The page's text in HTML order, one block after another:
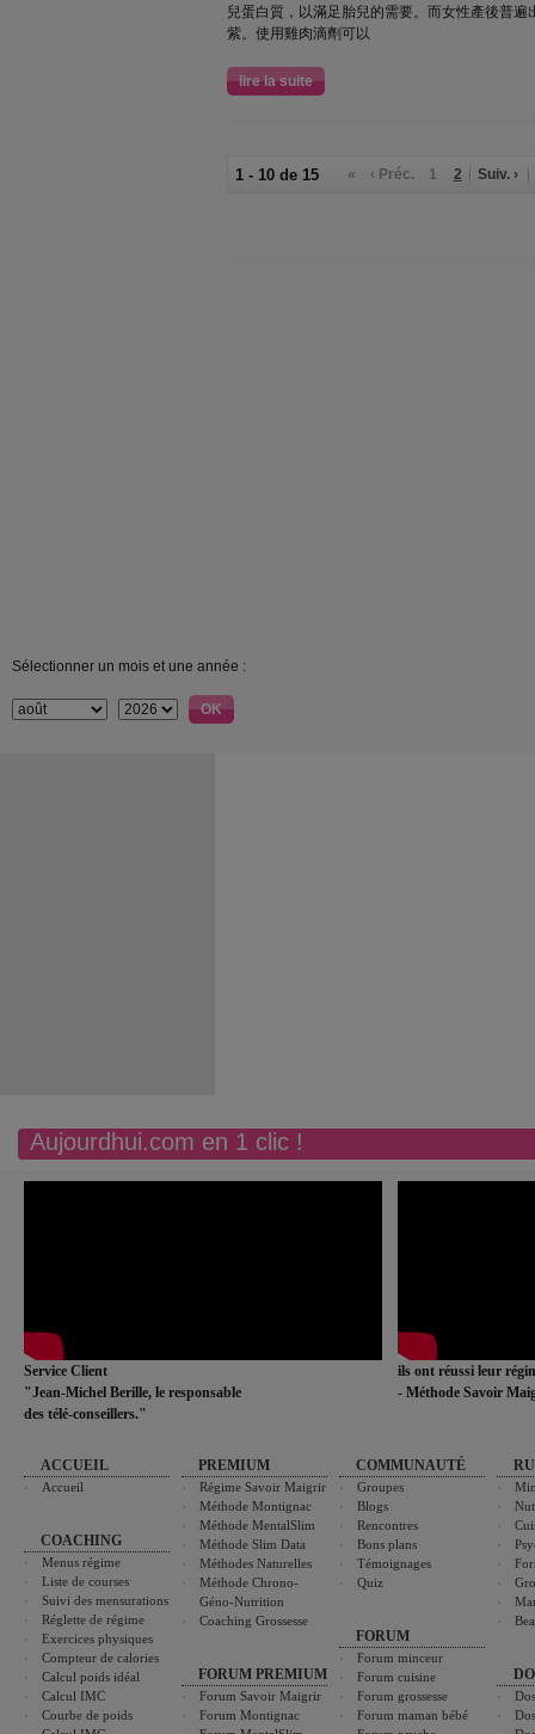
兒蛋白質，以滿足胎兒的需要。而女性產後普
紫。使用雞肉滴劑可以
lire la suite
1 - 10 de 15 « ‹ Préc. 1 2 Suiv. ›
Sélectionner un mois et une année :
Aujourdhui.com en 1 clic !
Service Client
"Jean-Michel Berille, le responsable
des télé-conseillers."
ils ont réussi leur
- Méthode Savoir
ACCUEIL
Accueil
COACHING
Menus régime
Liste de courses
Suivi des mensurations
Réglette de régime
Exercices physiques
Compteur de calories
Calcul poids idéal
Calcul IMC
Courbe de poids
PREMIUM
Régime Savoir Maigrir
Méthode Montignac
Méthode MentalSlim
Méthode Slim Data
Méthodes Naturelles
Méthode Chrono-
Géno-Nutrition
Coaching Grossesse
FORUM PREMIUM
Forum Savoir Maigrir
Forum Montignac
COMMUNAUTÉ
Groupes
Blogs
Rencontres
Bons plans
Témoignages
Quiz
FORUM
Forum minceur
Forum cuisine
Forum grossesse
Forum maman bébé